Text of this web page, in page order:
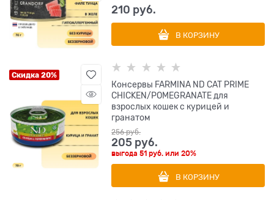
210 руб.
В КОРЗИНУ
Скидка 20%
Консервы FARMINA ND CAT PRIME
CHICKEN/POMEGRANATE для
взрослых кошек с курицей и
гранатом
256 руб.
205 руб.
выгода51 руб. или20%
В КОРЗИНУ